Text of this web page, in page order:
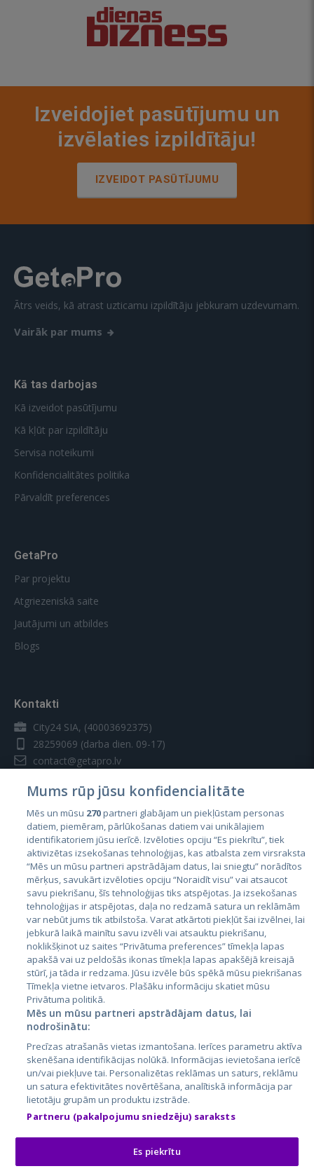
Izveidojiet pasūtījumu un
izvēlaties izpildītāju!
IZVEIDOT PASŪTĪJUMU
Ātrs veids, kā atrast uzticamu izpildītāju jebkuram uzdevumam.
Vairāk par mums
Kā tas darbojas
Kā izveidot pasūtījumu
Kā kļūt par izpildītāju
Servisa noteikumi
Konfidencialitātes politika
Pārvaldīt preferences
GetaPro
Par projektu
Atgriezeniskā saite
Jautājumi un atbildes
Blogs
Kontakti
City24 SIA, (40003692375)
28259069 (darba dien. 09-17)
contact@getapro.lv
Valstis
Igaunija
Latvija
Lietuva
City24.lv
City24.ee
GetaPro.lv
GetaPro.ee
Skelbiu.lt
Autoplius.lt
Aruodas.lt
CVbankas.lt
Kainos.lt
Paslaugos.lt
auto24.ee
Osta.ee
KuldneBörs.ee
Mums rūp jūsu konfidencialitāte
Mēs un mūsu 270partneri glabājam un piekļūstam personas
datiem, piemēram, pārlūkošanas datiem vai unikālajiem
identifikatoriem jūsu ierīcē. Izvēloties opciju “Es piekrītu”, tiek
aktivizētas izsekošanas tehnoloģijas, kas atbalsta zem virsraksta
“Mēs un mūsu partneri apstrādājam datus, lai sniegtu” norādītos
mērķus, savukārt izvēloties opciju “Noraidīt visu” vai atsaucot
savu piekrišanu, šīs tehnoloģijas tiks atspējotas. Ja izsekošanas
tehnoloģijas ir atspējotas, daļa no redzamā satura un reklāmām
var nebūt jums tik atbilstoša. Varat atkārtoti piekļūt šai izvēlnei, lai
jebkurā laikā mainītu savu izvēli vai atsauktu piekrišanu,
noklikšķinot uz saites “Privātuma preferences” tīmekļa lapas
apakšā vai uz peldošās ikonas tīmekļa lapas apakšējā kreisajā
stūrī, ja tāda ir redzama. Jūsu izvēle būs spēkā mūsu piekrišanas
Tīmekļa vietne ietvaros. Plašāku informāciju skatiet mūsu
Privātuma politikā.
Mēs un mūsu partneri apstrādājam datus, lai
nodrošinātu:
Precīzas atrašanās vietas izmantošana. Ierīces parametru aktīva
skenēšana identifikācijas nolūkā. Informācijas ievietošana ierīcē
un/vai piekļuve tai. Personalizētas reklāmas un saturs, reklāmu
un satura efektivitātes novērtēšana, analītiskā informācija par
lietotāju grupām un produktu izstrāde.
Partneru (pakalpojumu sniedzēju) saraksts
Es piekrītu